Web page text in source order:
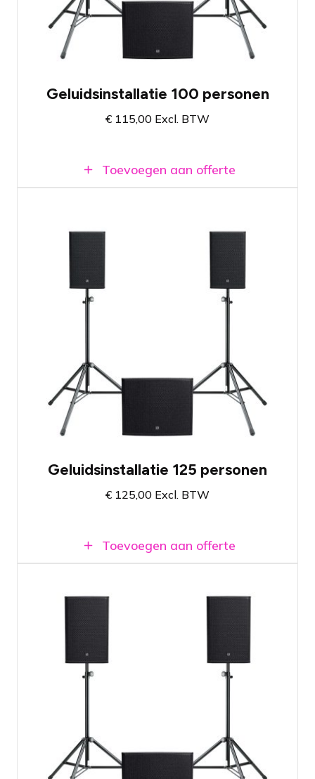
Geweldige bass weergave
Beschikbaar bij vestiging Amsterdam en
Breda
Geluidsinstallatie 100 personen
€ 115,00 Excl. BTW
Toevoegen aan offerte
partijen
Krachtig en zuiver geluid
Beschikbaar bij vestiging Amsterdam en
Breda
Geluidsinstallatie 125 personen
€ 125,00 Excl. BTW
Toevoegen aan offerte
Ideaal voor DJ en of band toepassingen
Krachtig en zuiver geluid